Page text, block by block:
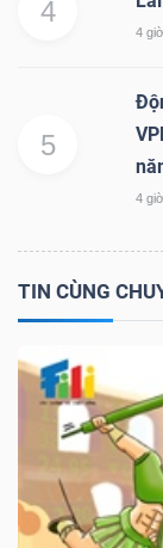
4
4
5
4
TIN CÙNG